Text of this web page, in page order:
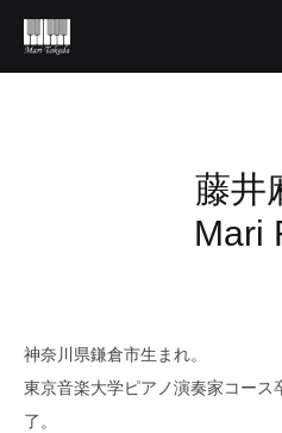
藤井
Mari
神奈川県鎌倉市生まれ。
東京音楽大学ピアノ演奏家コース
了。